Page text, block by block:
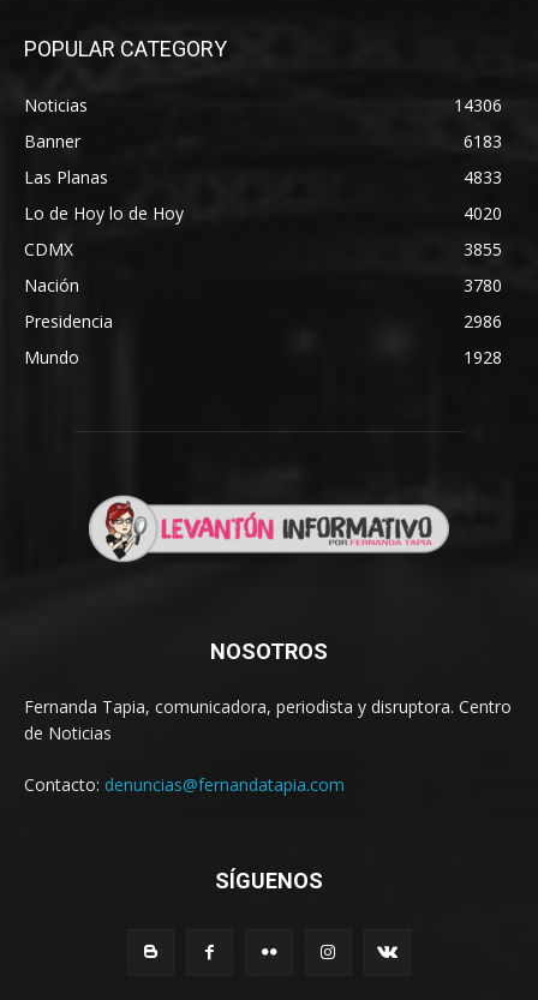
POPULAR CATEGORY
Noticias
14306
Banner
6183
Las Planas
4833
Lo de Hoy lo de Hoy
4020
CDMX
3855
Nación
3780
Presidencia
2986
Mundo
1928
NOSOTROS
Fernanda Tapia, comunicadora, periodista y disruptora. Centro
de Noticias
Contacto: denuncias@fernandatapia.com
SÍGUENOS